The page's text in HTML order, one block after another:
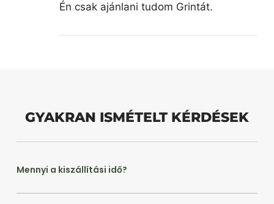
Én csak ajánlani tudom Grintát.
GYAKRAN ISMÉTELT KÉRDÉSEK
Mennyi a kiszállítási idő?